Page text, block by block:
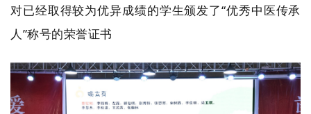
对已经取得较为优异成绩的学生颁发了“优秀中医传承
人”称号的荣誉证书